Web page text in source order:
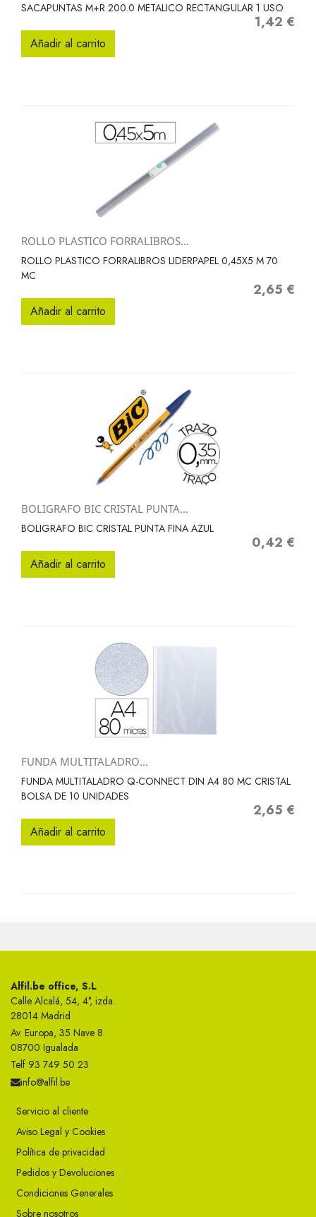
SACAPUNTAS M+R 200.0 METALICO RECTANGULAR 1 USO
Precio
1,42 €
Añadir al carrito
ROLLO PLASTICO FORRALIBROS...
ROLLO PLASTICO FORRALIBROS LIDERPAPEL 0,45X5 M 70
MC
Precio
2,65 €
Añadir al carrito
BOLIGRAFO BIC CRISTAL PUNTA...
BOLIGRAFO BIC CRISTAL PUNTA FINA AZUL
Precio
0,42 €
Añadir al carrito
FUNDA MULTITALADRO...
FUNDA MULTITALADRO Q-CONNECT DIN A4 80 MC CRISTAL
BOLSA DE 10 UNIDADES
Precio
2,65 €
Añadir al carrito
Alfil.be office, S.L
Calle Alcalá, 54, 4°, izda.
28014 Madrid
Av. Europa, 35 Nave 8
08700 Igualada
Telf 93 749 50 23
info@alfil.be
Servicio al cliente
Aviso Legal y Cookies
Política de privacidad
Pedidos y Devoluciones
Condiciones Generales
Sobre nosotros